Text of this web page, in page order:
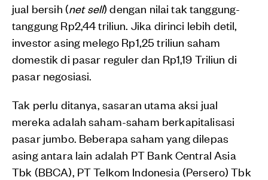
jual bersih (net sell) dengan nilai tak tanggung-
tanggung Rp2,44 triliun. Jika dirinci lebih detil,
investor asing melego Rp1,25 triliun saham
domestik di pasar reguler dan Rp1,19 Triliun di
pasar negosiasi.
Tak perlu ditanya, sasaran utama aksi jual
mereka adalah saham-saham berkapitalisasi
pasar jumbo. Beberapa saham yang dilepas
asing antara lain adalah PT Bank Central Asia
Tbk (BBCA), PT Telkom Indonesia (Persero) Tbk